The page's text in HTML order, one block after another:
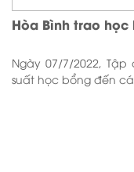
Hòa Bình trao
Ngày 07/7/2022,
suất học bổng đến